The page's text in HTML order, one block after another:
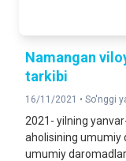
Namangan
tarkibi
16/11/2021 • So'nggi
2021- yilning
aholisining umumiy
umumiy daromadlar